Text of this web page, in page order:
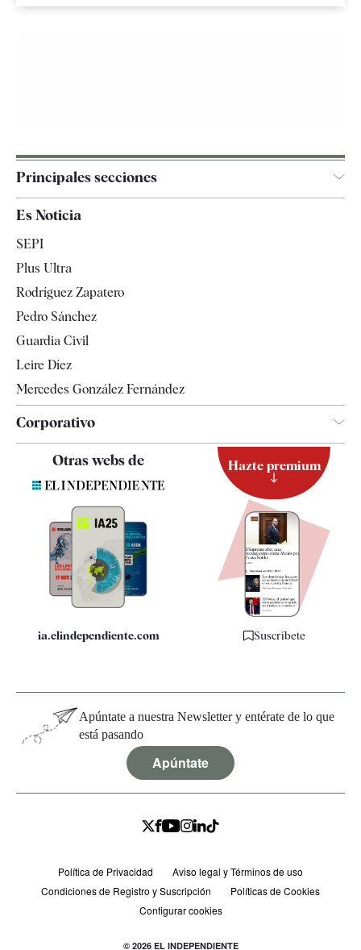
Principales secciones
Televisión
Es Noticia
SEPI
Plus Ultra
Rodríguez Zapatero
Pedro Sánchez
Guardia Civil
Leire Díez
Mercedes González Fernández
Corporativo
Quiénes somos
Especificaciones
Otras webs de
ia.elindependiente.com
Hazte premium
Suscríbete
Apúntate a nuestra Newsletter y entérate de lo que
está pasando
Apúntate
Política de Privacidad
Aviso legal y Términos de uso
Condiciones de Registro y Suscripción
Políticas de Cookies
Configurar cookies
© 2026 EL INDEPENDIENTE